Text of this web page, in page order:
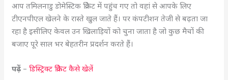
आप तमिलनाडु डोमेस्टिक क्रिकेट में पहुंच गए तो वहां से आपके लिए
टीएनपीएल खेलने के रास्ते खुल जाते हैं। पर कंपटीशन तेजी से बढ़ता जा
रहा है इसीलिए केवल उन खिलाड़ियों को चुना जाता है जो कुछ मैचों की
बजाए पूरे साल भर बेहतरीन प्रदर्शन करते हैं।
पढ़ें –डिस्ट्रिक्ट क्रिकेट कैसे खेलें